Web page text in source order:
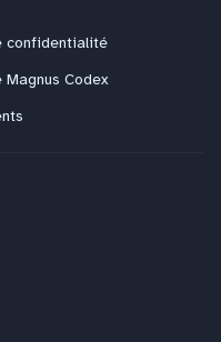
confidentialité
Codex